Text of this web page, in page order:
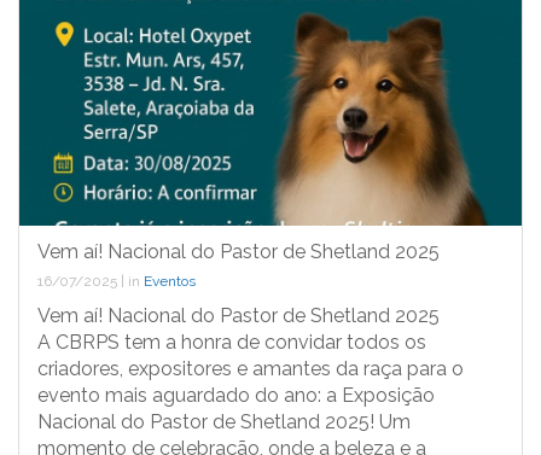
Vem aí! Nacional do Pastor de Shetland 2025
16/07/2025 in Eventos
Vem aí! Nacional do Pastor de Shetland 2025
A CBRPS tem a honra de convidar todos os
criadores, expositores e amantes da raça para o
evento mais aguardado do ano: a Exposição
Nacional do Pastor de Shetland 2025! Um
momento de celebração, onde a beleza e a